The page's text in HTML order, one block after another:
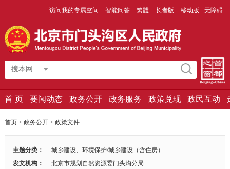
访问我的专属空间 智能问答 繁體 长者版 移动版 无障碍
搜本网
首 页 要闻动态 政务公开 政务服务 政策兑现 政民互动
首页> 政务公开> 政策文件
主题分类：
城乡建设、环境保护/城乡建设（含住房）
发文机构：
北京市规划自然资源委门头沟分局